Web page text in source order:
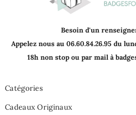
Besoin d'un
Appelez nous au 06.60.84.26.95 du
18h non stop ou par mail à
Catégories
Cadeaux Originaux